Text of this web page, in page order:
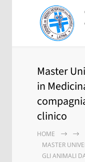
Master
in
clinico
HOME
MASTER
GLI ANIMALI